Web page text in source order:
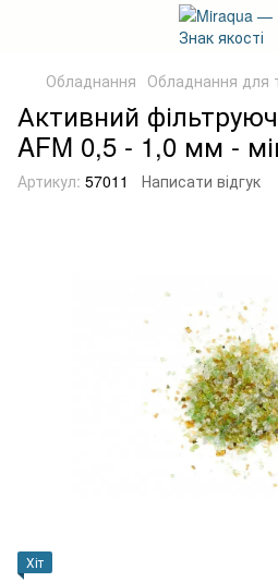
Обладнання Обладнання для
Активний
AFM 0,5 - 1,0 мм -
Артикул: 57011 Написати відгук
Хіт